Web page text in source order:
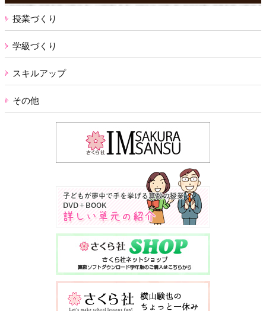
授業づくり
学級づくり
スキルアップ
その他